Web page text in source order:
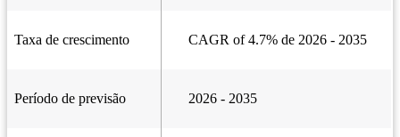
Taxa de crescimento CAGR of 4.7% de 2026 - 2035
Período de previsão 2026 - 2035